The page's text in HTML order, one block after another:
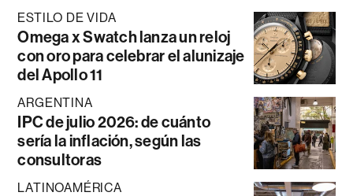
ESTILO DE VIDA
Omega x Swatch lanza un reloj
con oro para celebrar el alunizaje
del Apollo 11
ARGENTINA
IPC de julio 2026: de cuánto
sería la inflación, según las
consultoras
LATINOAMÉRICA